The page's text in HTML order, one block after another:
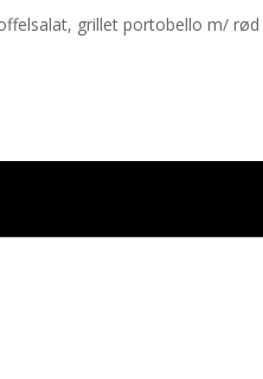
kartoffelsalat, grillet
& Tonic